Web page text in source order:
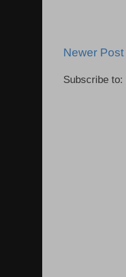
Newer Post
Subscribe to: